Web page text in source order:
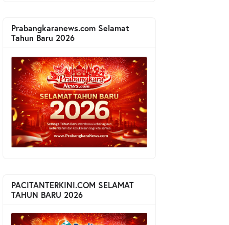
Prabangkaranews.com Selamat
Tahun Baru 2026
PACITANTERKINI.COM SELAMAT
TAHUN BARU 2026